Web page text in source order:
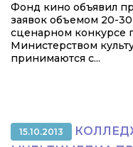
Фонд кино объявил
заявок объемом 20-30
сценарном конкурсе
Министерством
принимаются с...
15.10.2013